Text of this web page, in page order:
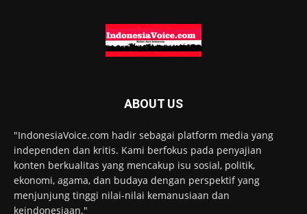
ABOUT US
"IndonesiaVoice.com hadir sebagai platform media yang
independen dan kritis. Kami berfokus pada penyajian
konten berkualitas yang mencakup isu sosial, politik,
ekonomi, agama, dan budaya dengan perspektif yang
menjunjung tinggi nilai-nilai kemanusiaan dan
keindonesiaan."